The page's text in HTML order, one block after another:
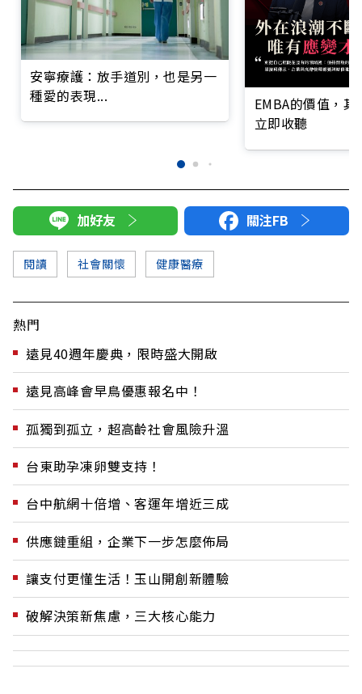
安寧療護：放手道別，也是另一
種愛的表現...
EMBA的價值，
立即收聽
加好友 關注FB
閱讀 社會關懷 健康醫療
熱門
遠見40週年慶典，限時盛大開啟
遠見高峰會早鳥優惠報名中！
孤獨到孤立，超高齡社會風險升溫
台東助孕凍卵雙支持！
台中航網十倍增、客運年增近三成
供應鏈重組，企業下一步怎麼佈局
讓支付更懂生活！玉山開創新體驗
破解決策新焦慮，三大核心能力